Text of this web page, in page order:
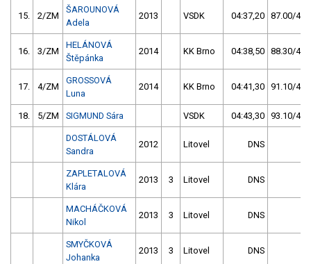
15. 2/ZM
ŠAROUNOVÁ
Adela
2013 VSDK 04:37,20 87.00/
16. 3/ZM
HELÁNOVÁ
Štěpánka
2014 KK Brno 04:38,50 88.30/
17. 4/ZM
GROSSOVÁ
Luna
2014 KK Brno 04:41,30 91.10/
18. 5/ZM SIGMUND Sára VSDK 04:43,30 93.10/
DOSTÁLOVÁ
Sandra
2012 Litovel DNS
ZAPLETALOVÁ
Klára
2013 3 Litovel DNS
MACHÁČKOVÁ
Nikol
2013 3 Litovel DNS
SMYČKOVÁ
Johanka
2013 3 Litovel DNS